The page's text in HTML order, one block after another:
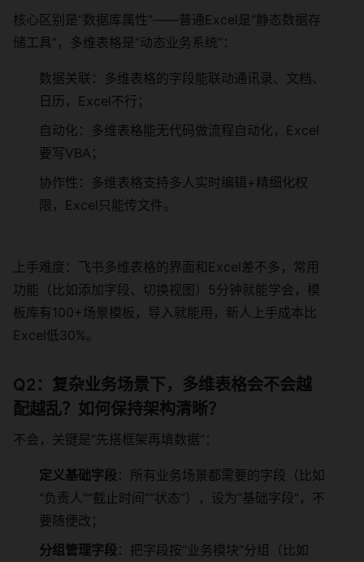
核心区别是“数据库属性”——普通Excel是“静态数据存
储工具”，多维表格是“动态业务系统”：
数据关联：多维表格的字段能联动通讯录、文档、
日历，Excel不行；
自动化：多维表格能无代码做流程自动化，Excel
要写VBA；
协作性：多维表格支持多人实时编辑+精细化权
限，Excel只能传文件。
上手难度：飞书多维表格的界面和Excel差不多，常用
功能（比如添加字段、切换视图）5分钟就能学会，模
板库有100+场景模板，导入就能用，新人上手成本比
Excel低30%。
Q2：复杂业务场景下，多维表格会不会越
配越乱？如何保持架构清晰？
不会，关键是“先搭框架再填数据”：
定义基础字段：所有业务场景都需要的字段（比如
“负责人”“截止时间”“状态”），设为“基础字段”，不
要随便改；
分组管理字段：把字段按“业务模块”分组（比如